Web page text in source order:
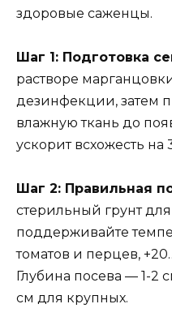
здоровые саженцы.
Шаг 1: Подготовка
растворе
дезинфекции, затем
влажную ткань до
ускорит всхожесть на
Шаг 2: Правильная
стерильный грунт
поддерживайте
томатов и перцев,
Глубина посева — 1-2
см для крупных.